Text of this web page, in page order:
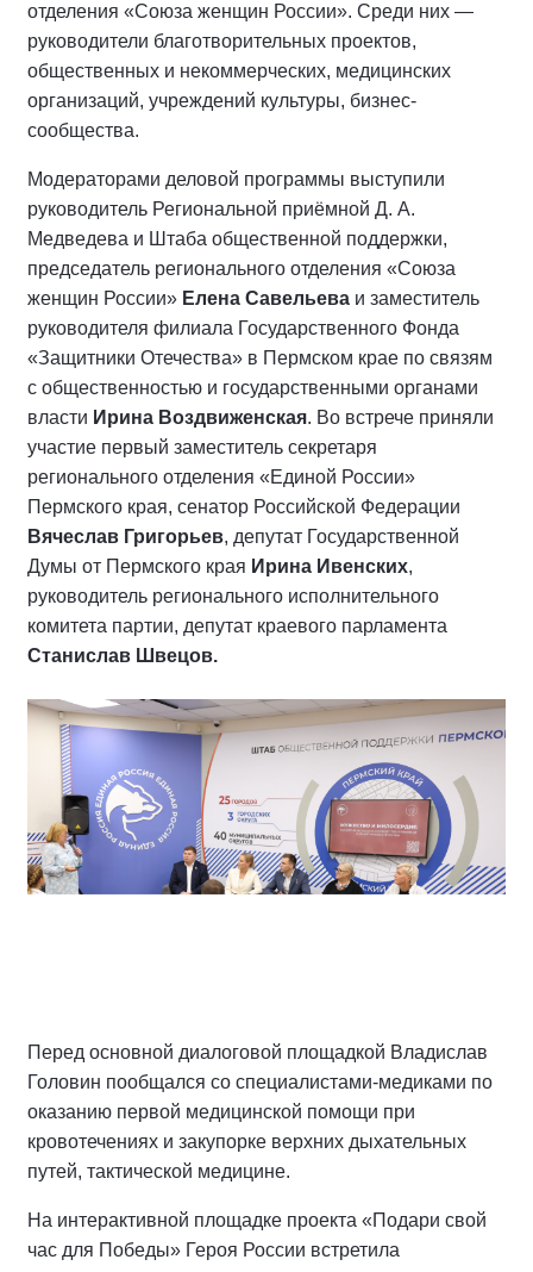
отделения «Союза женщин России». Среди них —
руководители благотворительных проектов,
общественных и некоммерческих, медицинских
организаций, учреждений культуры, бизнес-
сообщества.
Модераторами деловой программы выступили
руководитель Региональной приёмной Д. А.
Медведева и Штаба общественной поддержки,
председатель регионального отделения «Союза
женщин России» Елена Савельева и заместитель
руководителя филиала Государственного Фонда
«Защитники Отечества» в Пермском крае по связям
с общественностью и государственными органами
власти Ирина Воздвиженская. Во встрече приняли
участие первый заместитель секретаря
регионального отделения «Единой России»
Пермского края, сенатор Российской Федерации
Вячеслав Григорьев, депутат Государственной
Думы от Пермского края Ирина Ивенских,
руководитель регионального исполнительного
комитета партии, депутат краевого парламента
Станислав Швецов.
Перед основной диалоговой площадкой Владислав
Головин пообщался со специалистами-медиками по
оказанию первой медицинской помощи при
кровотечениях и закупорке верхних дыхательных
путей, тактической медицине.
На интерактивной площадке проекта «Подари свой
час для Победы» Героя России встретила